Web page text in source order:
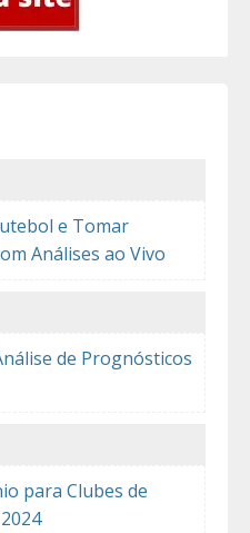
e Tomar
Análises ao Vivo
de Prognósticos
para Clubes de